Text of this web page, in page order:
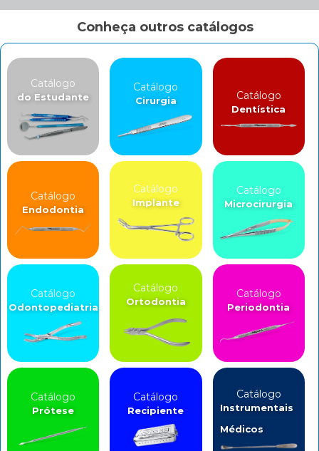
Conheça outros catálogos
Catálogo
do Estudante
Catálogo
Cirurgia Catálogo
Dentística
Catálogo
Endodontia
Catálogo
Implante
Catálogo
Microcirurgia
Catálogo
Odontopediatria
Catálogo
Ortodontia
Catálogo
Periodontia
Catálogo
Prótese
Catálogo
Recipiente
Catálogo
Instrumentais
Médicos